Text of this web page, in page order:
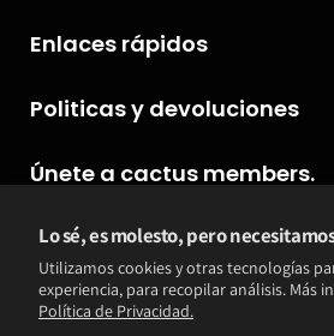
Lo sé, es molesto, pero
Utilizamos cookies y otras tecnologías
experiencia, para recopilar análisis. Más
Política de Privacidad.
Enlaces rápidos
Politicas y devoluciones
Únete a cactus members.
$ MXN / ES
Política de reembolso Política de privacidad